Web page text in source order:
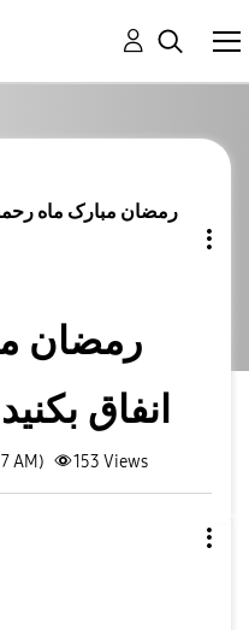
رمضان مبارک ماه رحمت
رمضان
انفاق
AM) 153 Views